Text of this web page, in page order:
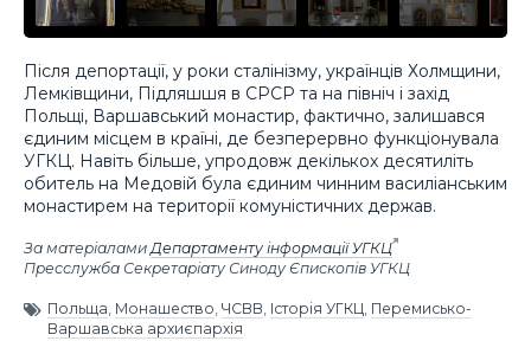
Після депортації, у роки сталінізму, українців Холмщини,
Лемківщини, Підляшшя в СРСР та на північ і захід
Польщі, Варшавський монастир, фактично, залишався
єдиним місцем в країні, де безперервно функціонувала
УГКЦ. Навіть більше, упродовж декількох десятиліть
обитель на Медовій була єдиним чинним василіанським
монастирем на території комуністичних держав.
За матеріаламиДепартаменту інформації УГКЦ
Пресслужба Секретаріату Синоду Єпископів УГКЦ
Польща, Монашество, ЧСВВ, Історія УГКЦ, Перемисько-
Варшавська архиєпархія